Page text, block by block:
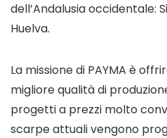
dell’Andalusia occidentale:
Huelva.
La missione di PAYMA è
migliore qualità di
progetti a prezzi molto
scarpe attuali vengono